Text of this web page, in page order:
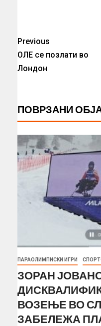
Previous
ОЛЕ се позлати во
Лондон
ПОВРЗАНИ
ПАРАОЛИМПИСКИ ИГРИ
ЗОРАН
ВОЗЕЊЕ ВО
ЗАБЕЛЕЖА